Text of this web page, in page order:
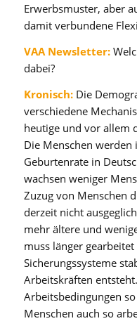
Erwerbsmuster, aber
damit verbundene
VAA Newsletter:
dabei?
Kronisch: Die
verschiedene
heutige und vor allem
Die Menschen
Geburtenrate in
wachsen weniger
Zuzug von Menschen
derzeit nicht
mehr ältere und
muss länger
Sicherungssysteme
Arbeitskräften
Arbeitsbedingungen
Menschen auch so